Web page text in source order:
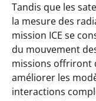
Tandis que les
la mesure des
mission ICE se
du mouvement
missions offriront
améliorer les
interactions